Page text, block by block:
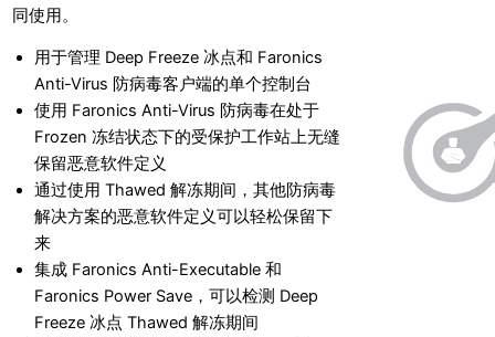
同使用。
用于管理 Deep Freeze 冰点和 Faronics
Anti-Virus 防病毒客户端的单个控制台
使用 Faronics Anti-Virus 防病毒在处于
Frozen 冻结状态下的受保护工作站上无缝
保留恶意软件定义
通过使用 Thawed 解冻期间，其他防病毒
解决方案的恶意软件定义可以轻松保留下
来
集成 Faronics Anti-Executable 和
Faronics Power Save，可以检测 Deep
Freeze 冰点 Thawed 解冻期间